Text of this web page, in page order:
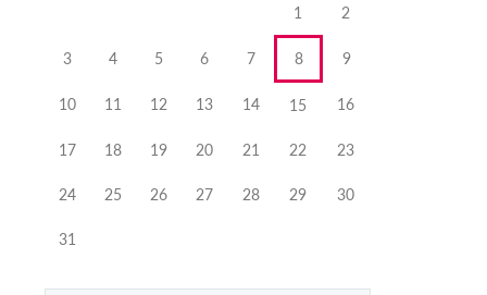
1 2
3 4 5 6 7 8 9
10 11 12 13 14 15 16
17 18 19 20 21 22 23
24 25 26 27 28 29 30
31